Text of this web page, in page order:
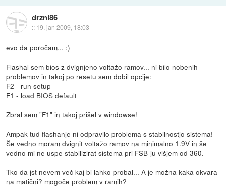
drzni86
:: 19. jan 2009, 18:03
evo da poročam... :)
Flashal sem bios z dvignjeno voltažo ramov... ni bilo nobenih
problemov in takoj po resetu sem dobil opcije:
F2 - run setup
F1 - load BIOS default
Zbral sem "F1" in takoj prišel v windowse!
Ampak tud flashanje ni odpravilo problema s stabilnostjo sistema!
Še vedno moram dvignit voltažo ramov na minimalno 1.9V in še
vedno mi ne uspe stabilizirat sistema pri FSB-ju višjem od 360.
Tko da jst nevem več kaj bi lahko probal... A je možna kaka okvara
na matični? mogoče problem v ramih?